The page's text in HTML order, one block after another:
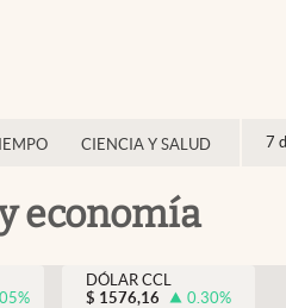
CIENCIA Y SALUD 7
economía
%
DÓLAR CCL
$ 1576,16 0.30%